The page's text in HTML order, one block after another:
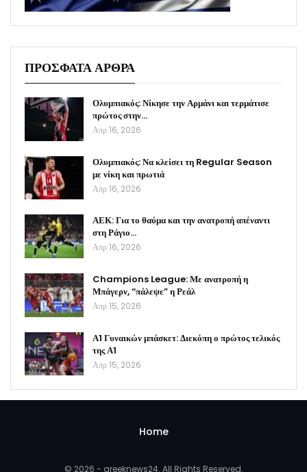
ΠΡΟΣΦΑΤΑ ΑΡΘΡΑ
Ολυμπιακός: Νίκησε την Αρμάνι και τερμάτισε
πρώτος στην…
Απρ 16, 2026
Ολυμπιακός: Να κλείσει τη Regular Season
με νίκη και πρωτιά
Απρ 16, 2026
ΑΕΚ: Για το θαύμα και την ανατροπή απέναντι
στη Ράγιο…
Απρ 16, 2026
Champions League: Με ανατροπή η
Μπάγερν, “πάλεψε” η Ρεάλ
Απρ 15, 2026
Α1 Γυναικών μπάσκετ: Διεκόπη ο πρώτος τελικός
της Α1
Απρ 15, 2026
Home
© 2026 - greeknews24. All Rights Reserved.